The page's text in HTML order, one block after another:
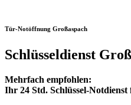
Tür-Notöffnung Großaspach
Schlüsseldienst
Mehrfach empfohlen:
Ihr 24 Std. Schlüssel-